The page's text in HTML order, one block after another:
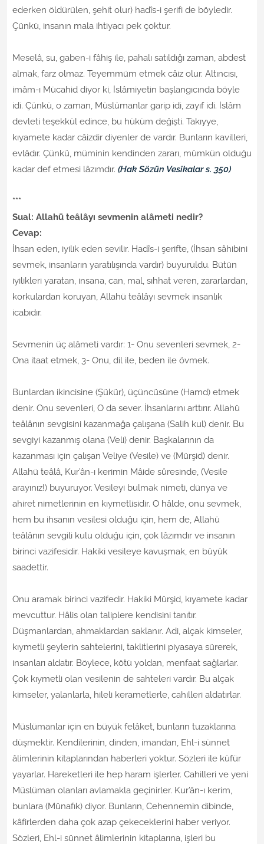
ederken öldürülen, şehit olur) hadîs-i şerifi de böyledir.
Çünkü, insanın mala ihtiyacı pek çoktur.
Meselâ, su, gaben-i fâhiş ile, pahalı satıldığı zaman, abdest
almak, farz olmaz. Teyemmüm etmek câiz olur. Altıncısı,
imâm-ı Mücahid diyor ki, İslâmiyetin başlangıcında böyle
idi. Çünkü, o zaman, Müslümanlar garip idi, zayıf idi. İslâm
devleti teşekkül edince, bu hüküm değişti. Takıyye,
kıyamete kadar câizdir diyenler de vardır. Bunların kavilleri,
evlâdır. Çünkü, müminin kendinden zararı, mümkün olduğu
kadar def etmesi lâzımdır. (Hak Sözün Vesîkalar s. 350)
***
Sual: Allahü teâlâyı sevmenin alâmeti nedir?
Cevap:
İhsan eden, iyilik eden sevilir. Hadîs-i şerifte, (İhsan sâhibini
sevmek, insanların yaratılışında vardır) buyuruldu. Bütün
iyilikleri yaratan, insana, can, mal, sıhhat veren, zararlardan,
korkulardan koruyan, Allahü teâlâyı sevmek insanlık
icabıdır.
Sevmenin üç alâmeti vardır: 1- Onu sevenleri sevmek, 2-
Ona itaat etmek, 3- Onu, dil ile, beden ile övmek.
Bunlardan ikincisine (Şükür), üçüncüsüne (Hamd) etmek
denir. Onu sevenleri, O da sever. İhsanlarını arttırır. Allahü
teâlânın sevgisini kazanmağa çalışana (Salih kul) denir. Bu
sevgiyi kazanmış olana (Veli) denir. Başkalarının da
kazanması için çalışan Veliye (Vesile) ve (Mürşid) denir.
Allahü teâlâ, Kur’ân-ı kerimin Mâide sûresinde, (Vesile
arayınız!) buyuruyor. Vesileyi bulmak nimeti, dünya ve
ahiret nimetlerinin en kıymetlisidir. O hâlde, onu sevmek,
hem bu ihsanın vesilesi olduğu için, hem de, Allahü
teâlânın sevgili kulu olduğu için, çok lâzımdır ve insanın
birinci vazifesidir. Hakiki vesileye kavuşmak, en büyük
saadettir.
Onu aramak birinci vazifedir. Hakiki Mürşid, kıyamete kadar
mevcuttur. Hâlis olan taliplere kendisini tanıtır.
Düşmanlardan, ahmaklardan saklanır. Adi, alçak kimseler,
kıymetli şeylerin sahtelerini, taklitlerini piyasaya sürerek,
insanları aldatır. Böylece, kötü yoldan, menfaat sağlarlar.
Çok kıymetli olan vesilenin de sahteleri vardır. Bu alçak
kimseler, yalanlarla, hileli kerametlerle, cahilleri aldatırlar.
Müslümanlar için en büyük felâket, bunların tuzaklarına
düşmektir. Kendilerinin, dinden, imandan, Ehl-i sünnet
âlimlerinin kitaplarından haberleri yoktur. Sözleri ile küfür
yayarlar. Hareketleri ile hep haram işlerler. Cahilleri ve yeni
Müslüman olanları avlamakla geçinirler. Kur’ân-ı kerim,
bunlara (Münafık) diyor. Bunların, Cehennemin dibinde,
kâfirlerden daha çok azap çekeceklerini haber veriyor.
Sözleri, Ehl-i sünnet âlimlerinin kitaplarına, işleri bu